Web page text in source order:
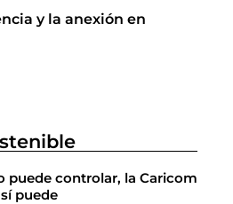
y la anexión en
puede controlar, la Caricom
puede